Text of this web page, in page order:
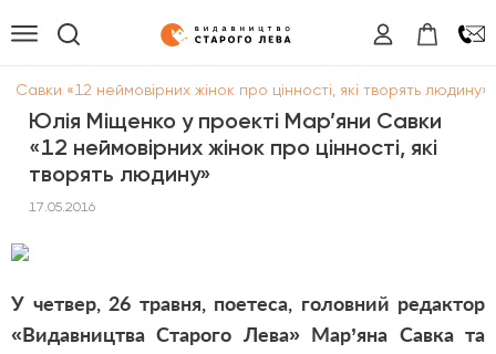
Савки «12 неймовірних жінок про цінності, які творять людину»
Юлія Міщенко у проекті Мар’яни Савки
«12 неймовірних жінок про цінності, які
творять людину»
17.05.2016
У четвер, 26 травня, поетеса, головний редактор
«Видавництва Старого Лева» Мар’яна Савка та